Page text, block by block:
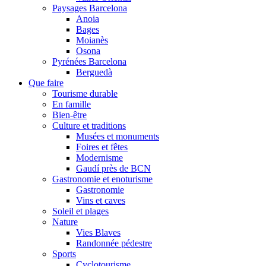
Paysages Barcelona
Anoia
Bages
Moianès
Osona
Pyrénées Barcelona
Berguedà
Que faire
Tourisme durable
En famille
Bien-être
Culture et traditions
Musées et monuments
Foires et fêtes
Modernisme
Gaudí près de BCN
Gastronomie et enoturisme
Gastronomie
Vins et caves
Soleil et plages
Nature
Vies Blaves
Randonnée pédestre
Sports